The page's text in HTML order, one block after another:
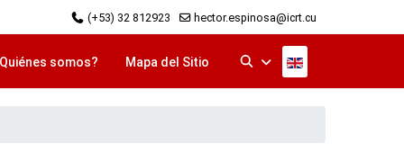
(+53) 32 812923 hector.espinosa@icrt.cu
somos? Mapa del Sitio Seleccione su